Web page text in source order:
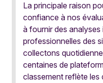
La principale raison
confiance à nos
à fournir des analyses
professionnelles des
collectons
centaines de
classement reflète les